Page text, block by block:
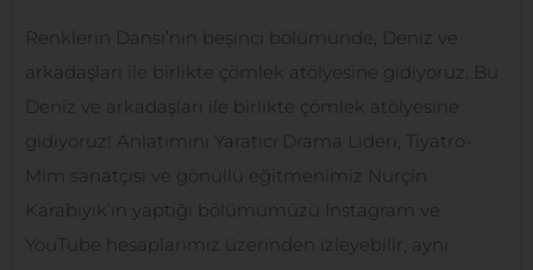
Renklerin Dansı’nın beşinci bölümünde, Deniz ve
arkadaşları ile birlikte çömlek atölyesine gidiyoruz.​ Bu
Deniz ve arkadaşları ile birlikte çömlek atölyesine
gidiyoruz! Anlatımını Yaratıcı Drama Lideri, Tiyatro-
Mim sanatçısı ve gönüllü eğitmenimiz Nurçin
Karabıyık’ın yaptığı bölümümüzü Instagram ve
YouTube hesaplarımız üzerinden izleyebilir, aynı